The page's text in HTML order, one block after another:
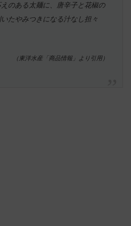
のある太麺に、唐辛子と花椒の
たやみつきになる汁なし担々
（東洋水産「商品情報」より引用）